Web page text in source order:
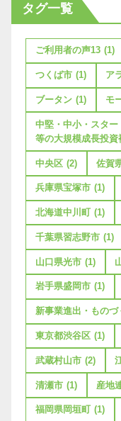
タグ一覧
ご利用者の声13 (1)
つくば市 (1) ア
ブータン (1) モ
中堅・中小・スタ
等の大規模成長投資
中央区 (2) 佐賀
兵庫県宝塚市 (1)
北海道中川町 (1)
千葉県習志野市 (1)
山口県光市 (1)
岩手県盛岡市 (1)
新事業進出・もの
東京都渋谷区 (1)
武蔵村山市 (2)
清瀬市 (1) 産地
福岡県岡垣町 (1)